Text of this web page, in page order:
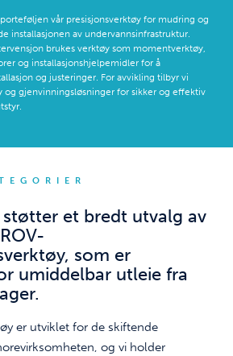
vår presisjonsverktøy for mudring og
installasjonen av undervannsinfrastruktur.
brukes verktøy som momentverktøy,
og installasjonshjelpemidler for å
og justeringer. For avvikling tilbyr vi
gjenvinningsløsninger for sikker og effektiv
et bredt utvalg av
som er
umiddelbar utleie fra
er utviklet for de skiftende
og vi holder